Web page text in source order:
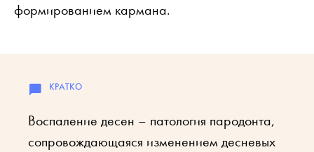
формированием кармана.
Воспаление десен – патология пародонта,
сопровождающаяся изменением десневых